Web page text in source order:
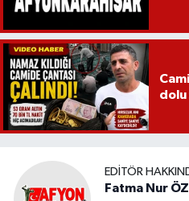
dolu
EDITÖR
Fatma Nur